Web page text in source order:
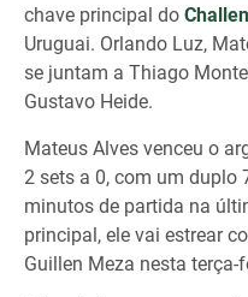
chave principal do
Uruguai. Orlando Luz,
se juntam a Thiago
Gustavo Heide.
Mateus Alves venceu o
2 sets a 0, com um duplo
minutos de partida na
principal, ele vai estrear
Guillen Meza nesta terça-